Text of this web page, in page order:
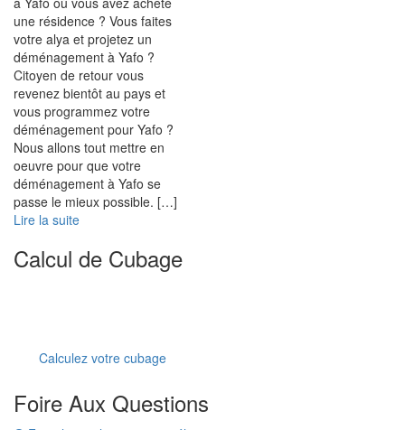
une résidence ? Vous faites
votre alya et projetez un
déménagement à Yafo ?
Citoyen de retour vous
revenez bientôt au pays et
vous programmez votre
déménagement pour Yafo ?
Nous allons tout mettre en
oeuvre pour que votre
déménagement à Yafo se
passe le mieux possible. […]
Lire la suite
Calcul de Cubage
Calculez votre cubage
Foire Aux Questions
Combien de temps prend le dédouanement
Faut-il avoir le permis israélien pour